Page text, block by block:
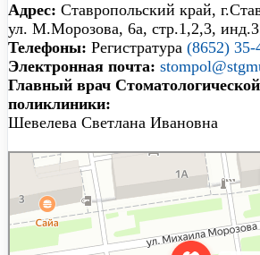
Адрес: Ставропольский край,
ул. М.Морозова, 6а, стр.1,2,3,
Телефоны: Регистратура (8652) 35-
Электронная почта:
Главный врач Cтоматологической
поликлиники:
Шевелева Светлана Ивановна
Стоматологическая
Стоматологическая поликлиника в